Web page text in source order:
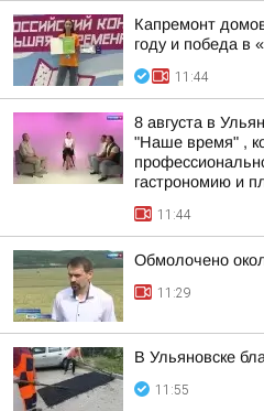
Капремонт
году и победа в
11:44
8 августа в
"Наше время" ,
гастрономию и
11:44
Обмолочено
11:29
В Ульяновске
11:55